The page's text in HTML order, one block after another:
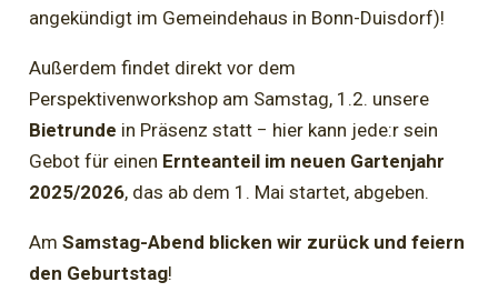
angekündigt im Gemeindehaus in Bonn-Duisdorf)!
Außerdem findet direkt vor dem
Perspektivenworkshop am Samstag, 1.2. unsere
Bietrunde in Präsenz statt − hier kann jede:r sein
Gebot für einen Ernteanteil im neuen Gartenjahr
2025/2026, das ab dem 1. Mai startet, abgeben.
Am Samstag-Abend blicken wir zurück und feiern
den Geburtstag!